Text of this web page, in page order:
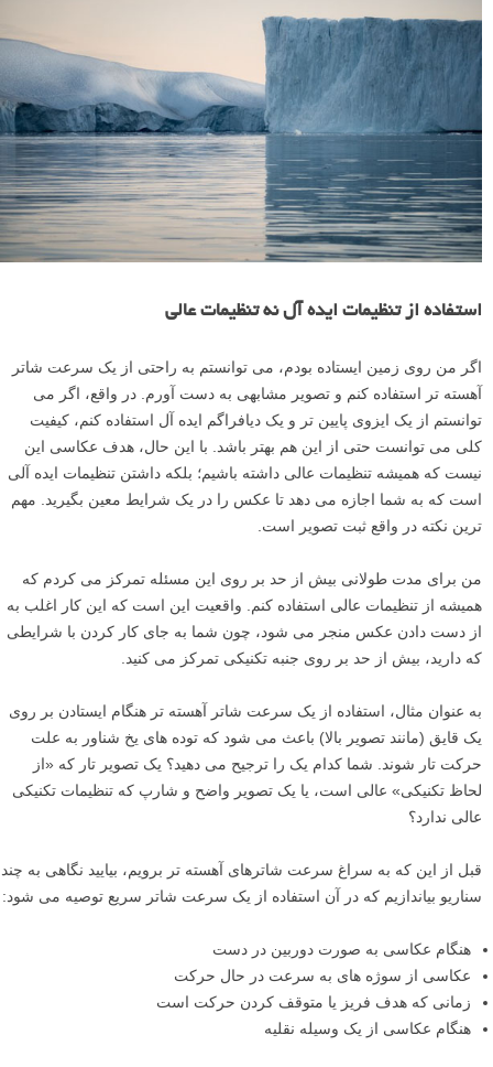
استفاده از تنظیمات ایده آل نه تنظیمات عالی
اگر من روی زمین ایستاده بودم، می توانستم به راحتی از یک سرعت شاتر
آهسته تر استفاده کنم و تصویر مشابهی به دست آورم. در واقع، اگر می
توانستم از یک ایزوی پایین تر و یک دیافراگم ایده آل استفاده کنم، کیفیت
کلی می توانست حتی از این هم بهتر باشد. با این حال، هدف عکاسی این
نیست که همیشه تنظیمات عالی داشته باشیم؛ بلکه داشتن تنظیمات ایده آلی
است که به شما اجازه می دهد تا عکس را در یک شرایط معین بگیرید. مهم
ترین نکته در واقع ثبت تصویر است.
من برای مدت طولانی بیش از حد بر روی این مسئله تمرکز می کردم که
همیشه از تنظیمات عالی استفاده کنم. واقعیت این است که این کار اغلب به
از دست دادن عکس منجر می شود، چون شما به جای کار کردن با شرایطی
که دارید، بیش از حد بر روی جنبه تکنیکی تمرکز می کنید.
به عنوان مثال، استفاده از یک سرعت شاتر آهسته تر هنگام ایستادن بر روی
یک قایق (مانند تصویر بالا) باعث می شود که توده های یخ شناور به علت
حرکت تار شوند. شما کدام یک را ترجیح می دهید؟ یک تصویر تار که «از
لحاظ تکنیکی» عالی است، یا یک تصویر واضح و شارپ که تنظیمات تکنیکی
عالی ندارد؟
قبل از این که به سراغ سرعت شاترهای آهسته تر برویم، بیایید نگاهی به چند
سناریو بیاندازیم که در آن استفاده از یک سرعت شاتر سریع توصیه می شود:
هنگام عکاسی به صورت دوربین در دست
عکاسی از سوژه های به سرعت در حال حرکت
زمانی که هدف فریز یا متوقف کردن حرکت است
هنگام عکاسی از یک وسیله نقلیه